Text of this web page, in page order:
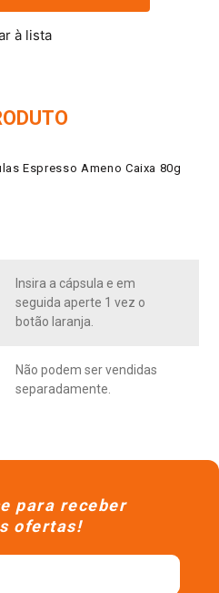
Espresso Ameno Caixa 80g
Insira a cápsula e em
seguida aperte 1 vez o
botão laranja.
Não podem ser vendidas
separadamente.
para receber
ofertas!